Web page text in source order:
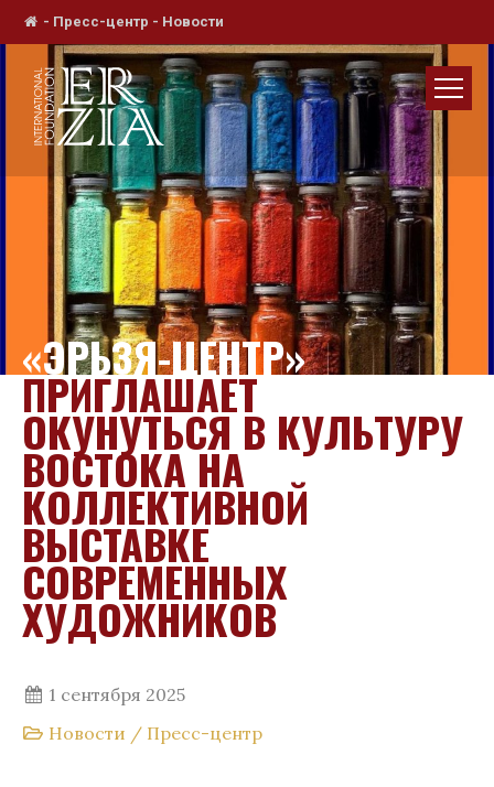
- Пресс-центр - Новости
«ЭРЬЗЯ-ЦЕНТР»
ПРИГЛАШАЕТ
ОКУНУТЬСЯ В КУЛЬТУРУ
ВОСТОКА НА
КОЛЛЕКТИВНОЙ
ВЫСТАВКЕ
СОВРЕМЕННЫХ
ХУДОЖНИКОВ
1 сентября 2025
Новости / Пресс-центр